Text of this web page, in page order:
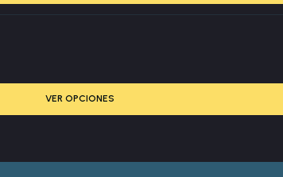
VER OPCIONES